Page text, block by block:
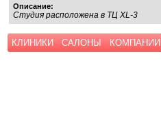
Описание:
Студия расположена в ТЦ XL-3
КЛИНИКИ САЛОНЫ КОМПАНИИ